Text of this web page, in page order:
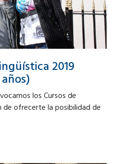
2019
los Cursos de
de ofrecerte la posibilidad de